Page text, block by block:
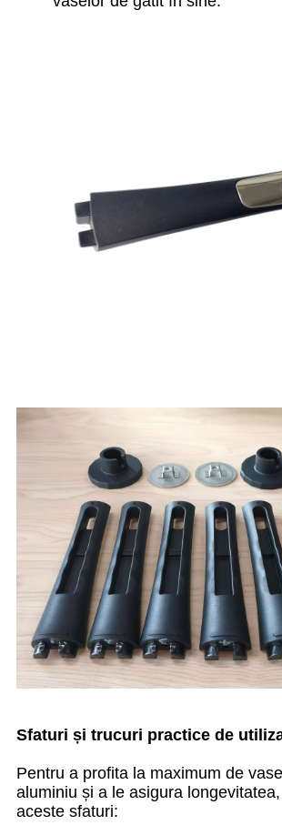
Sfaturi și trucuri practice de
Pentru a profita la maximum de
aluminiu și a le asigura
aceste sfaturi: